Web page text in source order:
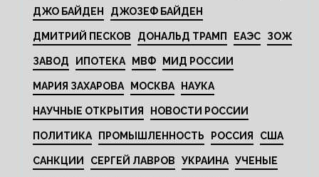
ДЖО БАЙДЕН ДЖОЗЕФ БАЙДЕН
ДМИТРИЙ ПЕСКОВ ДОНАЛЬД ТРАМП ЕАЭС ЗОЖ
ЗАВОД ИПОТЕКА МВФ МИД РОССИИ
МАРИЯ ЗАХАРОВА МОСКВА НАУКА
НАУЧНЫЕ ОТКРЫТИЯ НОВОСТИ РОССИИ
ПОЛИТИКА ПРОМЫШЛЕННОСТЬ РОССИЯ США
САНКЦИИ СЕРГЕЙ ЛАВРОВ УКРАИНА УЧЕНЫЕ